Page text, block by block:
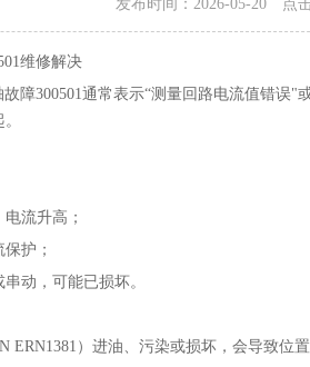
发布时间：2026-05-20 点击
维修解决
障300501通常表示“测量回路电流值错误"
流升高；
护；
动，可能已损坏。
ERN1381）进油、污染或损坏，会导致位置